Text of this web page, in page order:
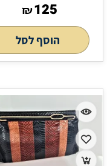
₪125
הוסף לסל